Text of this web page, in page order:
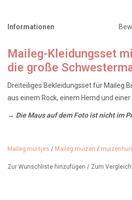
Informationen
Maileg-Kleidungsset
die große
Dreiteiliges Bekleidungsset für Maileg
aus einem Rock, einem Hemd und
→ Die Maus auf dem Foto ist nicht im
Für: Maileg Große Schwestermaus
Material: Baumwolle
Maileg muisjes / Maileg muizen /
Zur Wunschliste hinzufügen / Zum